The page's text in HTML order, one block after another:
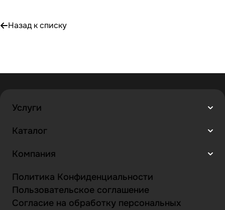
Назад к списку
Услуги
Каталог
Компания
Политика Конфиденциальности
Пользовательское соглашение
Согласие на обработку персональных